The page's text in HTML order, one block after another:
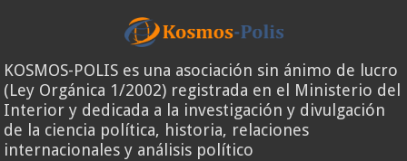
KOSMOS-POLIS es una asociación sin ánimo de lucro
(Ley Orgánica 1/2002) registrada en el Ministerio del
Interior y dedicada a la investigación y divulgación
de la ciencia política, historia, relaciones
internacionales y análisis político